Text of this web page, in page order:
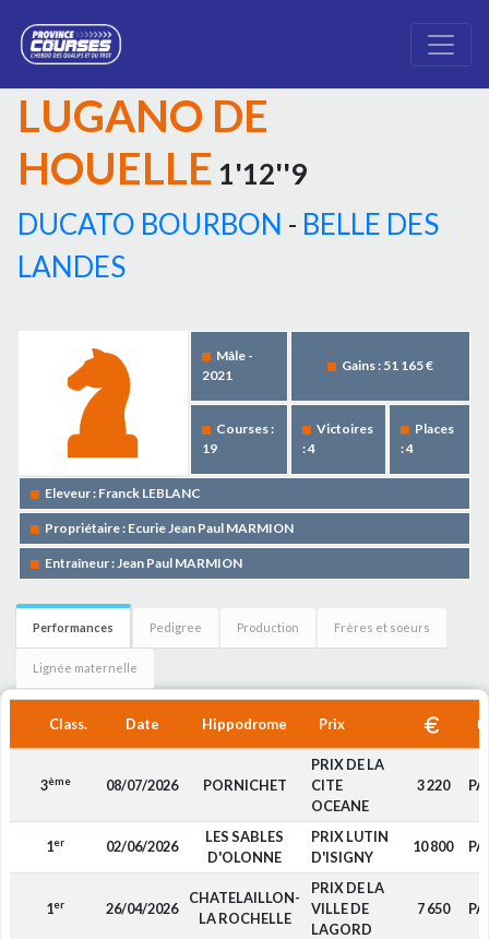
LUGANO DE
HOUELLE 1'12''9
DUCATO BOURBON - BELLE DES
LANDES
Mâle -
2021
Gains : 51 165 €
Courses :
19
Victoires
: 4
Places
: 4
Eleveur : Franck LEBLANC
Propriétaire : Ecurie Jean Paul MARMION
Entraîneur : Jean Paul MARMION
Performances Pedigree Production Frères et soeurs
Lignée maternelle
Class. Date Hippodrome Prix
3ème 08/07/2026 PORNICHET
PRIX DE LA
CITE
OCEANE
3 220
1er 02/06/2026
LES SABLES
D'OLONNE
PRIX LUTIN
D'ISIGNY
10 800
1er 26/04/2026
CHATELAILLON-
LA ROCHELLE
PRIX DE LA
VILLE DE
LAGORD
7 650